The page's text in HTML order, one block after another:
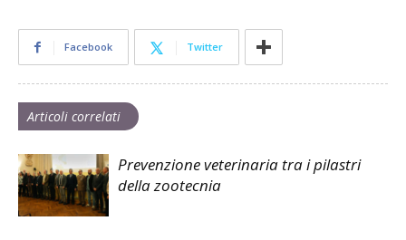
Facebook Twitter
Articoli correlati
Prevenzione veterinaria tra i pilastri
della zootecnia